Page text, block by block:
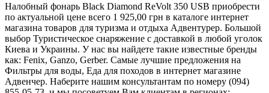
Налобный фонарь Black Diamond ReVolt 350 USB приобрести
по актуальной цене всего 1 925,00 грн в каталоге интернет
магазина товаров для туризма и отдыха Адвентурер. Большой
выбор Туристическое снаряжение с доставкой в любой уголок
Киева и Украины. У нас вы найдете такие известные бренды
как: Fenix, Ganzo, Gerber. Самые лучшие предложения на
Фильтры для воды, Еда для походов в интернет магазине
Адвенчер. Наберите нашим консультантам по номеру (094)